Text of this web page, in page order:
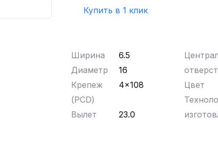
Купить в 1 клик
Ширина
6.5
Диаметр
16
Крепеж
(PCD)
4x108
Вылет 23.0
Цвет